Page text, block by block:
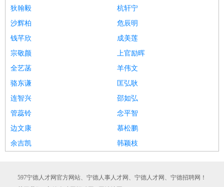
狄翰毅
杭轩宁
沙辉柏
危辰明
钱芊欣
成美莲
宗敬颜
上官励晖
全艺菡
羊伟文
骆东谦
匡弘耿
连智兴
邵如弘
管蕊铃
念平智
边文康
慕松鹏
余吉凯
韩颖枝
597宁德人才网官方网站、宁德人事人才网、宁德人才网、宁德招聘网！